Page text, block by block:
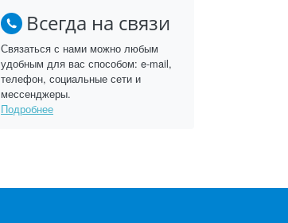
Всегда на связи
Связаться с нами можно любым
удобным для вас способом: e-mail,
телефон, социальные сети и
мессенджеры.
Подробнее